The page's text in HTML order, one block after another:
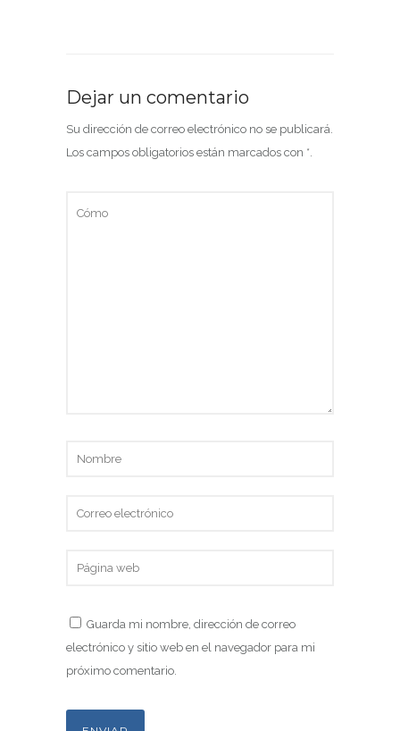
Dejar un comentario
Su dirección de correo electrónico no se publicará.
Los campos obligatorios están marcados con *
Guarda mi nombre, dirección de correo
electrónico y sitio web en el navegador para mi
próximo comentario.